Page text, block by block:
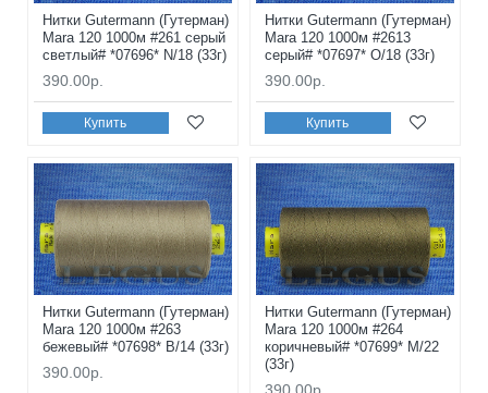
Нитки Gutermann (Гутерман)
Mara 120 1000м #261 серый
светлый# *07696* N/18 (33г)
390.00р.
Купить
Нитки Gutermann (Гутерман)
Mara 120 1000м #2613
серый# *07697* O/18 (33г)
390.00р.
Купить
Нитки Gutermann (Гутерман)
Mara 120 1000м #263
бежевый# *07698* B/14 (33г)
390.00р.
Нитки Gutermann (Гутерман)
Mara 120 1000м #264
коричневый# *07699* M/22
(33г)